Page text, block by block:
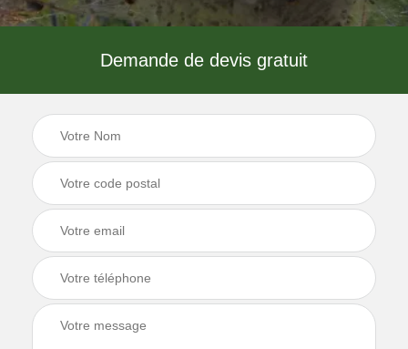
Demande de devis gratuit